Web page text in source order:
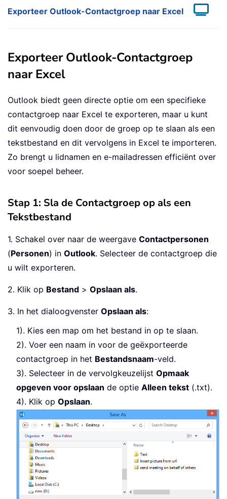
Exporteer Outlook-Contactgroep naar Excel
Exporteer Outlook-Contactgroep
naar Excel
Outlook biedt geen directe optie om een specifieke
contactgroep naar Excel te exporteren, maar u kunt
dit eenvoudig doen door de groep op te slaan als een
tekstbestand en dit vervolgens in Excel te importeren.
Zo brengt u lidnamen en e-mailadressen efficiënt over
voor soepel beheer.
Stap 1: Sla de Contactgroep op als een
Tekstbestand
1. Schakel over naar de weergave Contactpersonen
(Personen) in Outlook. Selecteer de contactgroep die
u wilt exporteren.
2. Klik op Bestand > Opslaan als.
3. In het dialoogvenster Opslaan als:
1). Kies een map om het bestand in op te slaan.
2). Voer een naam in voor de geëxporteerde
contactgroep in het Bestandsnaam-veld.
3). Selecteer in de vervolgkeuzelijst Opmaak
opgeven voor opslaan de optie Alleen tekst (.txt).
4). Klik op Opslaan.